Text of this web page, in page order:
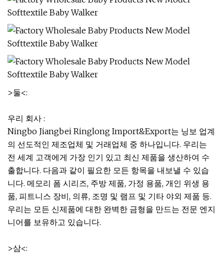
>둘<:
우리 회사 :
Ningbo Jiangbei Ringlong Import&Export는 닝보 업계
의 선도적인 제조업체 및 거래업체 중 하나입니다. 우리는
전 세계 고객에게 가장 인기 있고 최신 제품을 생산하여 수
출합니다. 다음과 같이 필요한 모든 항목을 내보낼 수 있습
니다. 메모리 폼 시리즈, 주방 제품, 가정 용품, 개인 위생 용
품, 피트니스 장비, 의류, 조명 및 램프 및 기타 야외 제품 등.
우리는 모든 신제품에 대한 완벽한 금형을 만드는 전문 엔지
니어를 보유하고 있습니다.
>삼<: